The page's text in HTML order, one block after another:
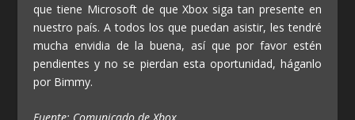
que tiene Microsoft de que Xbox siga tan presente en
nuestro país. A todos los que puedan asistir, les tendré
mucha envidia de la buena, así que por favor estén
pendientes y no se pierdan esta oportunidad, háganlo
por Bimmy.